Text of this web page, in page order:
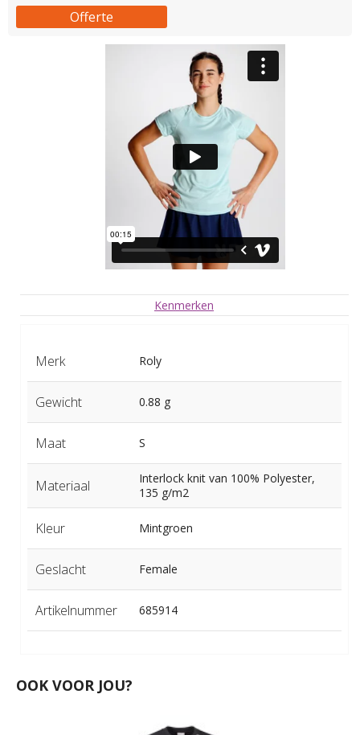
Offerte
Kenmerken
Merk Roly
Gewicht 0.88 g
Maat S
Materiaal
Interlock knit van 100% Polyester,
135 g/m2
Kleur Mintgroen
Geslacht Female
Artikelnummer 685914
OOK VOOR JOU?